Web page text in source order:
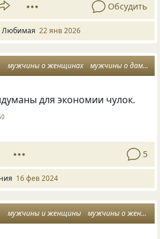
Обсудить
Любимая 22 янв 2026
мужчины о женщинах мужчины о дамах
для экономии чулок.
5
16 фев 2024
мужчины и женщины мужчины о женщинах